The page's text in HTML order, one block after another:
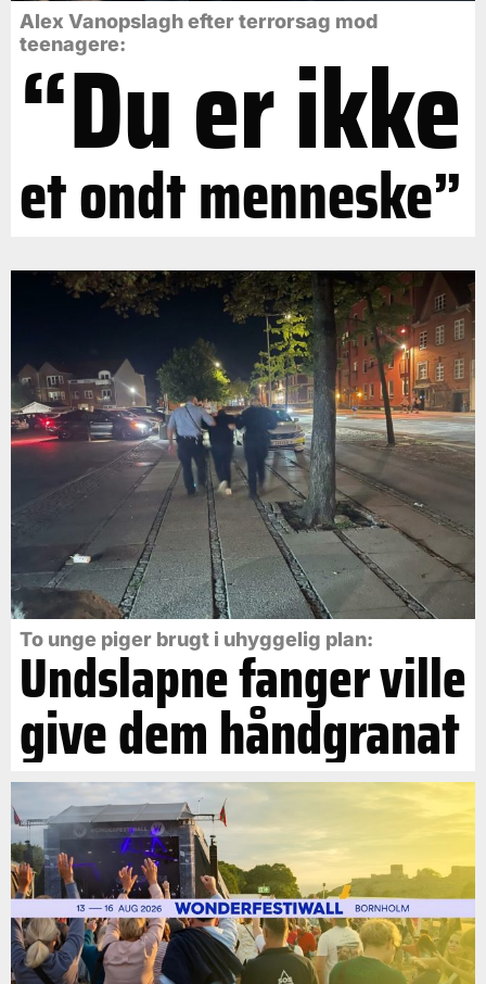
Alex Vanopslagh efter terrorsag mod
teenagere:
“Du er ikke
et ondt menneske”
To unge piger brugt i uhyggelig plan:
Undslapne fanger ville
give dem håndgranat